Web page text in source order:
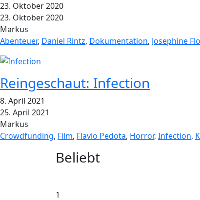
23. Oktober 2020
23. Oktober 2020
Markus
Abenteuer, Daniel Rintz, Dokumentation, Josephine
Reingeschaut: Infection
8. April 2021
25. April 2021
Markus
Crowdfunding, Film, Flavio Pedota, Horror, Infection,
WidgetsBeliebt
1